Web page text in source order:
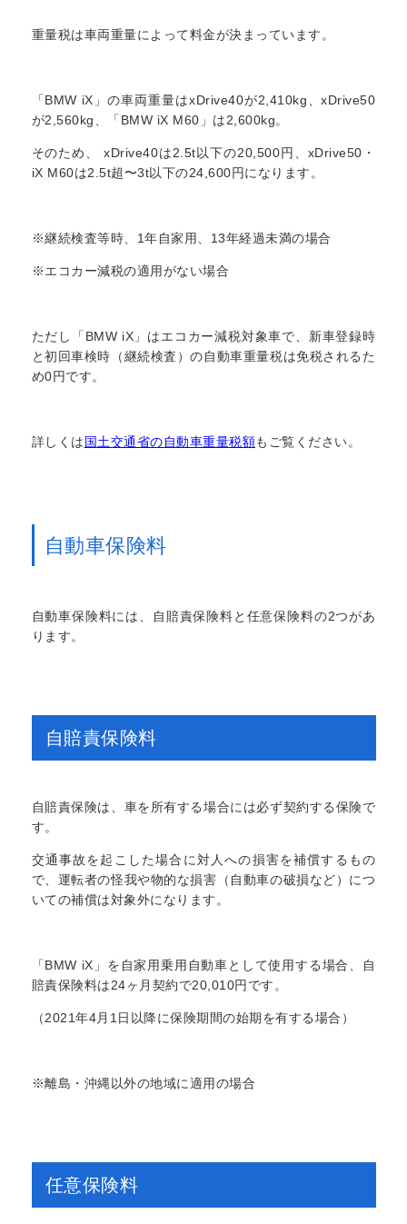
重量税は車両重量によって料金が決まっています。
「BMW iX」の車両重量はxDrive40が2,410kg、xDrive50
が2,560kg、「BMW iX M60」は2,600kg。
そのため、 xDrive40は2.5t以下の20,500円、xDrive50・
iX M60は2.5t超〜3t以下の24,600円になります。
※継続検査等時、1年自家用、13年経過未満の場合
※エコカー減税の適用がない場合
ただし「BMW iX」はエコカー減税対象車で、新車登録時
と初回車検時（継続検査）の自動車重量税は免税されるた
め0円です。
詳しくは国土交通省の自動車重量税額もご覧ください。
自動車保険料
自動車保険料には、自賠責保険料と任意保険料の2つがあ
ります。
自賠責保険料
自賠責保険は、車を所有する場合には必ず契約する保険で
す。
交通事故を起こした場合に対人への損害を補償するもの
で、運転者の怪我や物的な損害（自動車の破損など）につ
いての補償は対象外になります。
「BMW iX」を自家用乗用自動車として使用する場合、自
賠責保険料は24ヶ月契約で20,010円です。
（2021年4月1日以降に保険期間の始期を有する場合）
※離島・沖縄以外の地域に適用の場合
任意保険料